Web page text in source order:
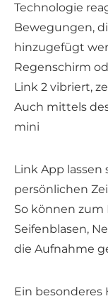
Technologie
Bewegungen,
hinzugefügt
Regenschirm
Link 2 vibriert,
Auch mittels
mini
Link App
persönlichen
So können
Seifenblasen,
die Aufnahme
Ein